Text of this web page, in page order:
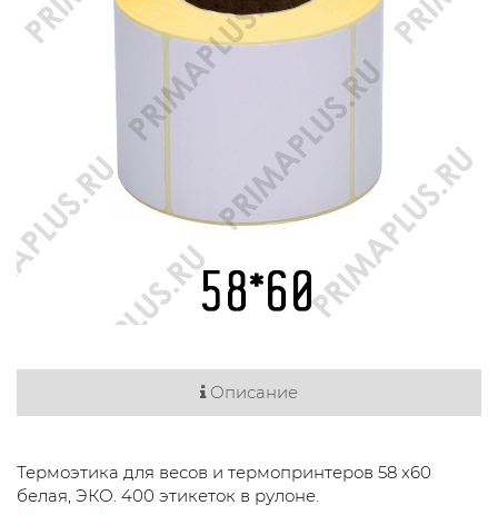
Описание
Термоэтика для весов и термопринтеров 58 х60
белая, ЭКО. 400 этикеток в рулоне.